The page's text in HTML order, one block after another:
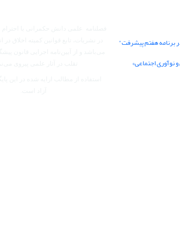
برنامه هفتم پیشرفت"
نوآوری اجتماعی»